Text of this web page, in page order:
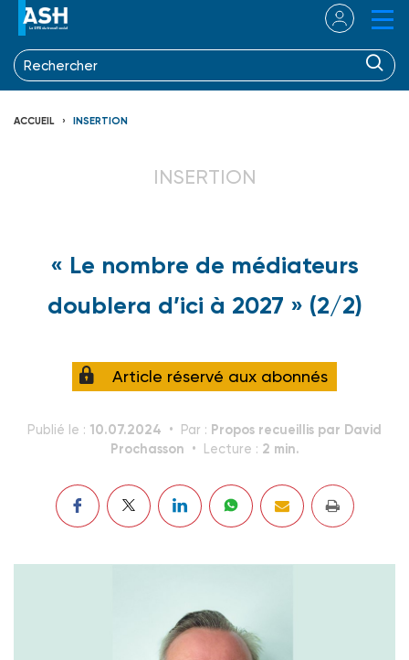
ACCUEIL INSERTION
INSERTION
« Le nombre de médiateurs
doublera d’ici à 2027 » (2/2)
Article réservé aux abonnés
Publié le : 10.07.2024 Par : Propos recueillis par David
Prochasson
Lecture : 2 min.